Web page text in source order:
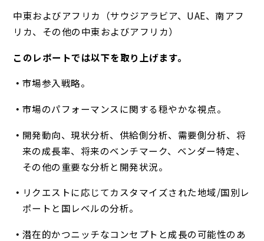
中東およびアフリカ（サウジアラビア、UAE、南アフ
リカ、その他の中東およびアフリカ）
このレポートでは以下を取り上げます。
市場参入戦略。
市場のパフォーマンスに関する穏やかな視点。
開発動向、現状分析、供給側分析、需要側分析、将
来の成長率、将来のベンチマーク、ベンダー特定、
その他の重要な分析と開発状況。
リクエストに応じてカスタマイズされた地域/国別レ
ポートと国レベルの分析。
潜在的かつニッチなコンセプトと成長の可能性のあ